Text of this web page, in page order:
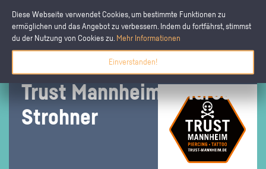
Diese Webseite verwendet Cookies, um bestimmte Funktionen zu
ermöglichen und das Angebot zu verbessern. Indem du fortfährst, stimmst
du der Nutzung von Cookies zu. Mehr Informationen
Einverstanden!
Trust Mann­heim - Mar­cus
Stroh­ner